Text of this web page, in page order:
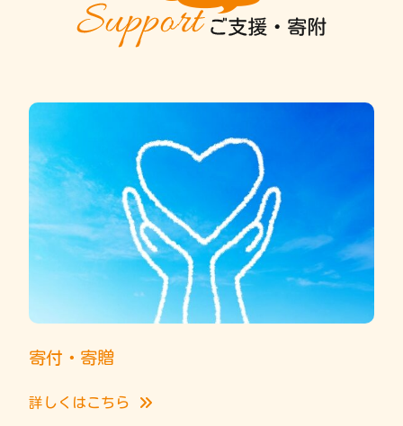
寄付・寄贈
詳しくはこちら